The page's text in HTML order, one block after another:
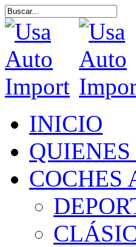
Skip
to
content
Close
Search
INICIO
QUIENES
COCHES